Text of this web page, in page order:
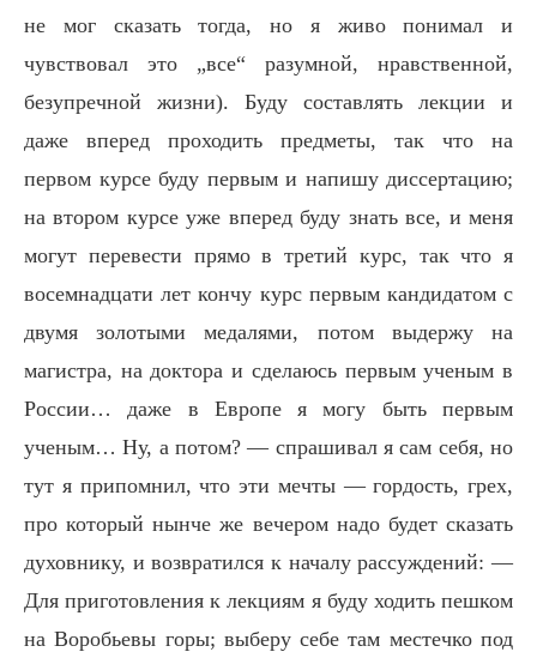
не мог сказать тогда, но я живо понимал и
чувствовал это „все“ разумной, нравственной,
безупречной жизни). Буду составлять лекции и
даже вперед проходить предметы, так что на
первом курсе буду первым и напишу диссертацию;
на втором курсе уже вперед буду знать все, и меня
могут перевести прямо в третий курс, так что я
восемнадцати лет кончу курс первым кандидатом с
двумя золотыми медалями, потом выдержу на
магистра, на доктора и сделаюсь первым ученым в
России… даже в Европе я могу быть первым
ученым… Ну, а потом? — спрашивал я сам себя, но
тут я припомнил, что эти мечты — гордость, грех,
про который нынче же вечером надо будет сказать
духовнику, и возвратился к началу рассуждений: —
Для приготовления к лекциям я буду ходить пешком
на Воробьевы горы; выберу себе там местечко под